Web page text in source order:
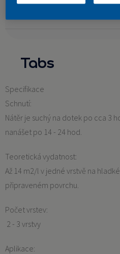
Poskytuje až 6-ti letou
Tabs
Specifikace
Schnutí:
Nátěr je suchý na dotek po cca 3
nanášet po 14 - 24 hod.
Teoretická vydatnost:
Až 14 m2/l v jedné vrstvě na
připraveném povrchu.
Počet vrstev:
2 - 3 vrstvy
Aplikace: